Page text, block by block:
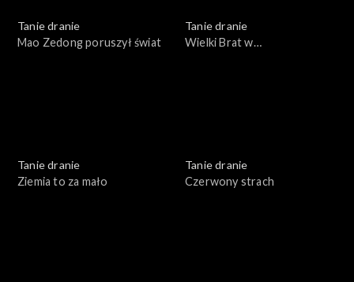
Tanie dranie
Mao Zedong poruszył świat
Tanie dranie
Wielki Brat w
Tanie dranie
Ziemia to za mało
Tanie dranie
Czerwony strach